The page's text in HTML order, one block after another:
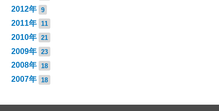
2012年 9
2011年 11
2010年 21
2009年 23
2008年 18
2007年 18